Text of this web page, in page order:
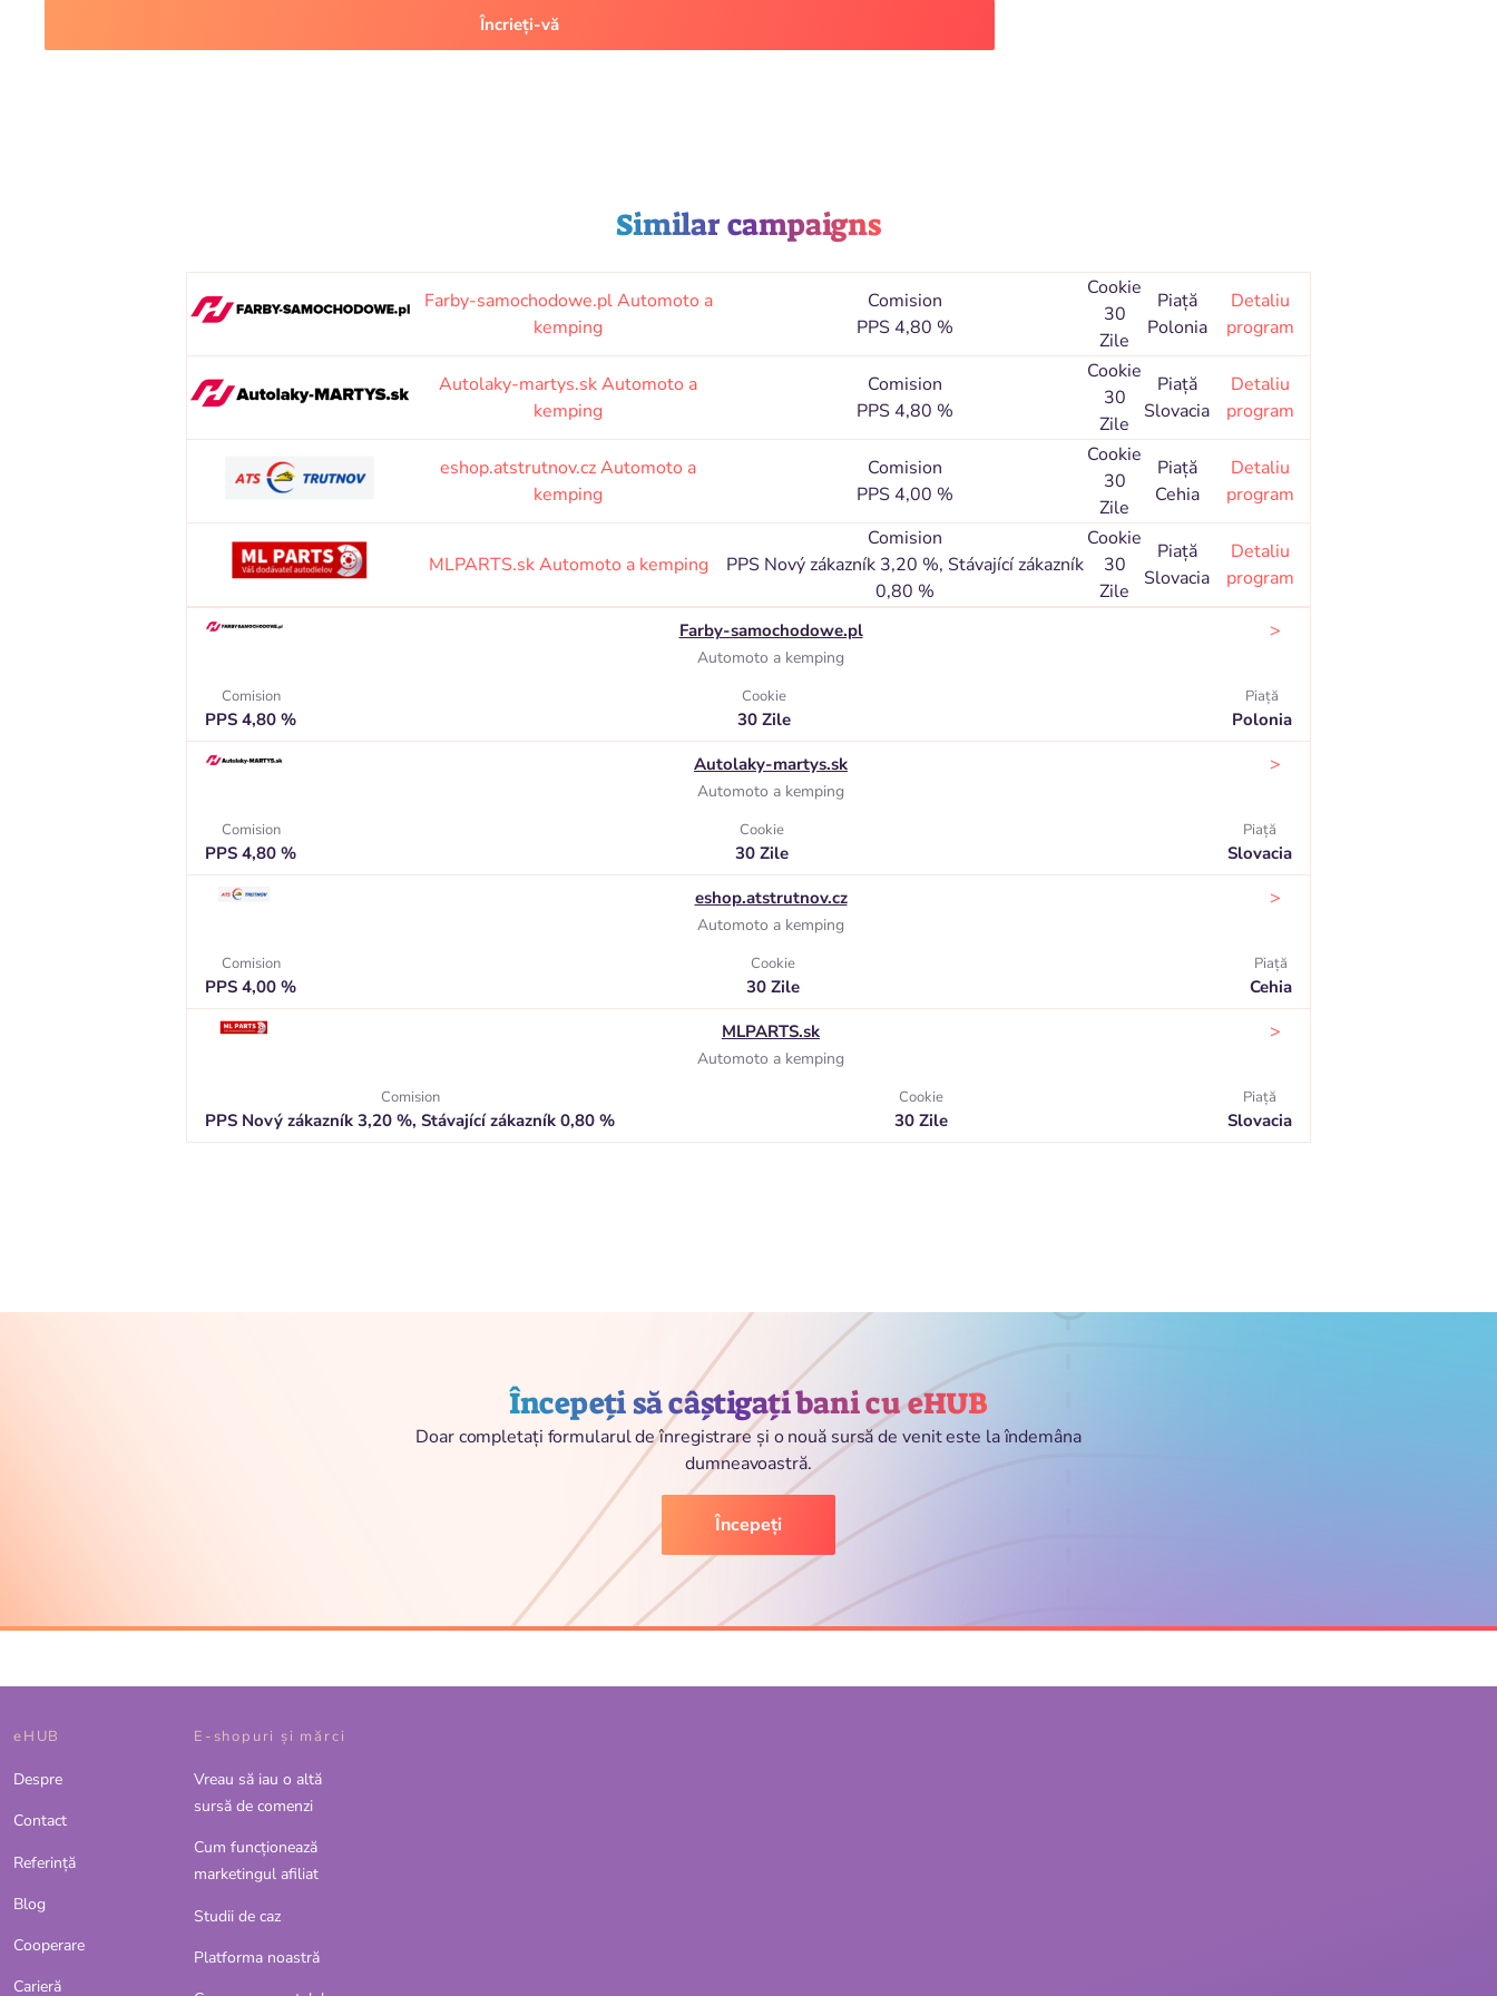
Încrieți-vă
Similar campaigns
Farby-samochodowe.plAutomoto a
kemping
Comision
PPS 4,80 %
Cookie
30
Zile
Piaţă
Polonia
Detaliu
program
Autolaky-martys.skAutomoto a
kemping
Comision
PPS 4,80 %
Cookie
30
Zile
Piaţă
Slovacia
Detaliu
program
eshop.atstrutnov.czAutomoto a
kemping
Comision
PPS 4,00 %
Cookie
30
Zile
Piaţă
Cehia
Detaliu
program
MLPARTS.skAutomoto a kemping
Comision
PPS Nový zákazník 3,20 %, Stávající zákazník
0,80 %
Cookie
30
Zile
Piaţă
Slovacia
Detaliu
program
Farby-samochodowe.pl
Automoto a kemping
>
Comision
PPS 4,80 %
Cookie
30 Zile
Piaţă
Polonia
Autolaky-martys.sk
Automoto a kemping
>
Comision
PPS 4,80 %
Cookie
30 Zile
Piaţă
Slovacia
eshop.atstrutnov.cz
Automoto a kemping
>
Comision
PPS 4,00 %
Cookie
30 Zile
Piaţă
Cehia
MLPARTS.sk
Automoto a kemping
>
Comision
PPS Nový zákazník 3,20 %, Stávající zákazník 0,80 %
Cookie
30 Zile
Piaţă
Slovacia
Începeți să câștigați bani cu eHUB
Doar completați formularul de înregistrare și o nouă sursă de venit este la îndemâna
dumneavoastră.
Începeți
eHUB
Despre
Contact
Referinţă
Blog
Cooperare
Carieră
E-shopuri și mărci
Vreau să iau o altă
sursă de comenzi
Cum funcționează
marketingul afiliat
Studii de caz
Platforma noastră